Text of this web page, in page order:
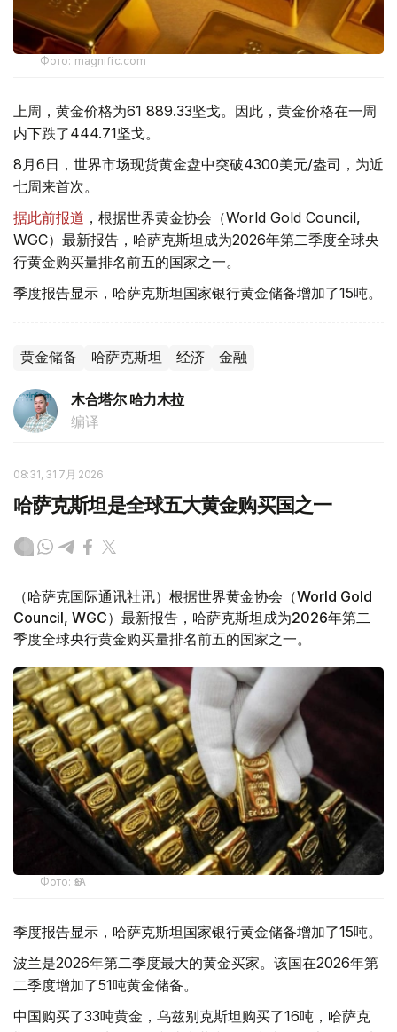
Фото: magnific.com
上周，黄金价格为61 889.33坚戈。因此，黄金价格在一周
内下跌了444.71坚戈。
8月6日，世界市场现货黄金盘中突破4300美元/盎司，为近
七周来首次。
据此前报道 ，根据世界黄金协会（World Gold Council,
WGC）最新报告，哈萨克斯坦成为2026年第二季度全球央
行黄金购买量排名前五的国家之一。
季度报告显示，哈萨克斯坦国家银行黄金储备增加了15吨。
黄金储备 哈萨克斯坦 经济 金融
木合塔尔 哈力木拉
编译
08:31, 31 7月 2026
哈萨克斯坦是全球五大黄金购买国之一
（哈萨克国际通讯社讯）根据世界黄金协会（World Gold
Council, WGC）最新报告，哈萨克斯坦成为2026年第二
季度全球央行黄金购买量排名前五的国家之一。
Фото: ӨзА
季度报告显示，哈萨克斯坦国家银行黄金储备增加了15吨。
波兰是2026年第二季度最大的黄金买家。该国在2026年第
二季度增加了51吨黄金储备。
中国购买了33吨黄金，乌兹别克斯坦购买了16吨，哈萨克